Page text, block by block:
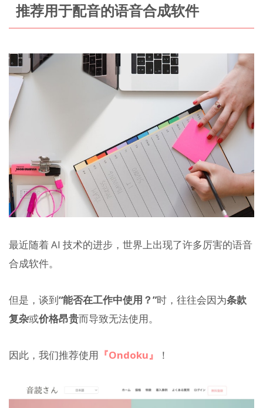
推荐用于配音的语音合成软件
最近随着 AI 技术的进步，世界上出现了许多厉害的语音
合成软件。
但是，谈到“能否在工作中使用？”时，往往会因为条款
复杂或价格昂贵而导致无法使用。
因此，我们推荐使用 『Ondoku』 ！